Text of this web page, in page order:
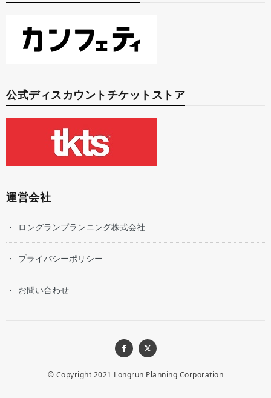
公式ディスカウントチケットストア
運営会社
ロングランプランニング株式会社
プライバシーポリシー
お問い合わせ
© Copyright 2021 Longrun Planning Corporation